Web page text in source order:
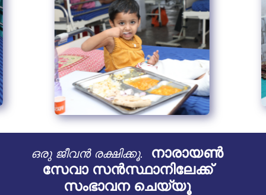
ഒരു ജീവൻ രക്ഷിക്കൂ.
നാരായൺ
സേവാ സൻസ്ഥാനിലേക്ക്
സംഭാവന ചെയ്യൂ